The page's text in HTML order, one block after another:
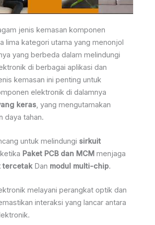
jenis kemasan komponen
lima kategori utama yang menonjol
yang berbeda dalam melindungi
di berbagai aplikasi dan
kemasan ini penting untuk
elektronik di dalamnya
keras, yang mengutamakan
daya tahan.
untuk melindungi sirkuit
Paket PCB dan MCM menjaga
tercetakDan modul multi-chip.
melayani perangkat optik dan
interaksi yang lancar antara